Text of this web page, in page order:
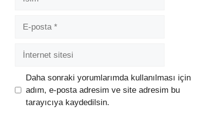
posta
İnternet
Daha sonraki yorumlarımda kullanılması için
adım, e-posta adresim ve site adresim bu
tarayıcıya kaydedilsin.